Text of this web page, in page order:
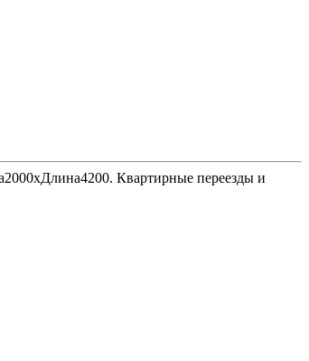
Квартирные переезды и